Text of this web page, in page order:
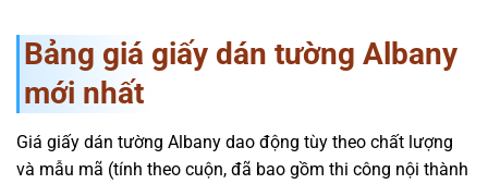
Bảng giá giấy dán tường Albany
mới nhất
Giá giấy dán tường Albany dao động tùy theo chất lượng
và mẫu mã (tính theo cuộn, đã bao gồm thi công nội thành